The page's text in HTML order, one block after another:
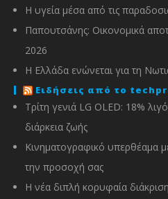
Η υγεία μέσα από τις
Παπουτσάνης: Οικονομικά
2026
Η Ελλάδα ενώνεται για τη
Ειδήσεις από το
Τρίτη γενιά LG OLED: 18%
διάρκεια ζωής
Κινηματογραφικό υπερθέαμα
την προσοχή σας
Η νέα διπλή κορυφαία